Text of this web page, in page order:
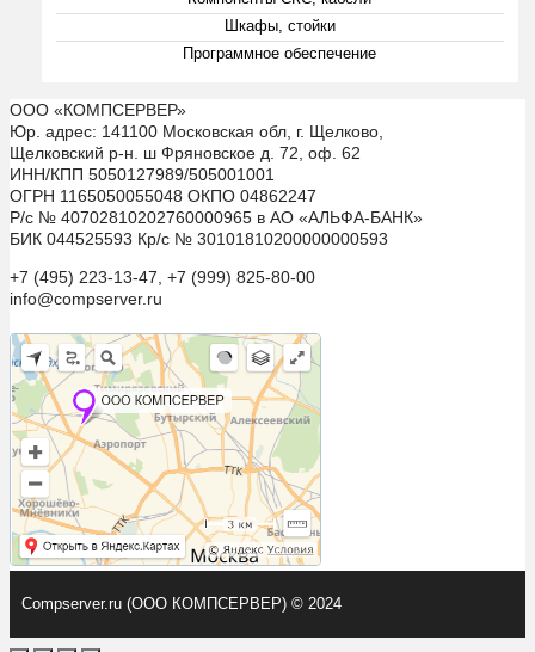
Шкафы, стойки
Программное обеспечение
ООО «КОМПСЕРВЕР»
Юр. адрес: 141100 Московская обл, г. Щелково,
Щелковский р-н. ш Фряновское д. 72, оф. 62
ИНН/КПП 5050127989/505001001
ОГРН 1165050055048 ОКПО 04862247
Р/с № 40702810202760000965 в АО «АЛЬФА-БАНК»
БИК 044525593 Кр/с № 30101810200000000593
+7 (495) 223-13-47, +7 (999) 825-80-00
info@compserver.ru
Compserver.ru (ООО КОМПСЕРВЕР) © 2024